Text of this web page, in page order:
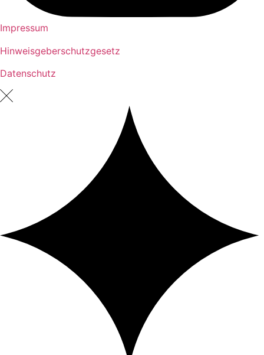
Impressum
Hinweisgeberschutzgesetz
Datenschutz